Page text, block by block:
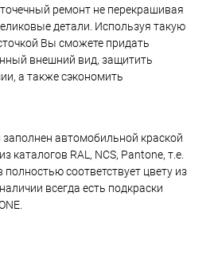
ремонт не перекрашивая
детали. Используя такую
Вы сможете придать
внешний вид, защитить
а также сэкономить
заполнен автомобильной краской
каталогов RAL, NCS, Pantone, т.е.
полностью соответствует цвету из
всегда есть подкраски